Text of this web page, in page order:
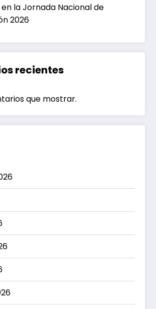
la Jornada Nacional de
2026
recientes
que mostrar.